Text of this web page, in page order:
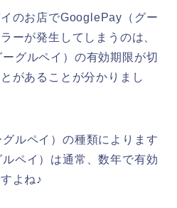
のお店でGooglePay（グー
ーが発生してしまうのは、
グルペイ）の有効期限が切
があることが分かりまし
ルペイ）の種類によります
ペイ）は通常、数年で有効
よね♪